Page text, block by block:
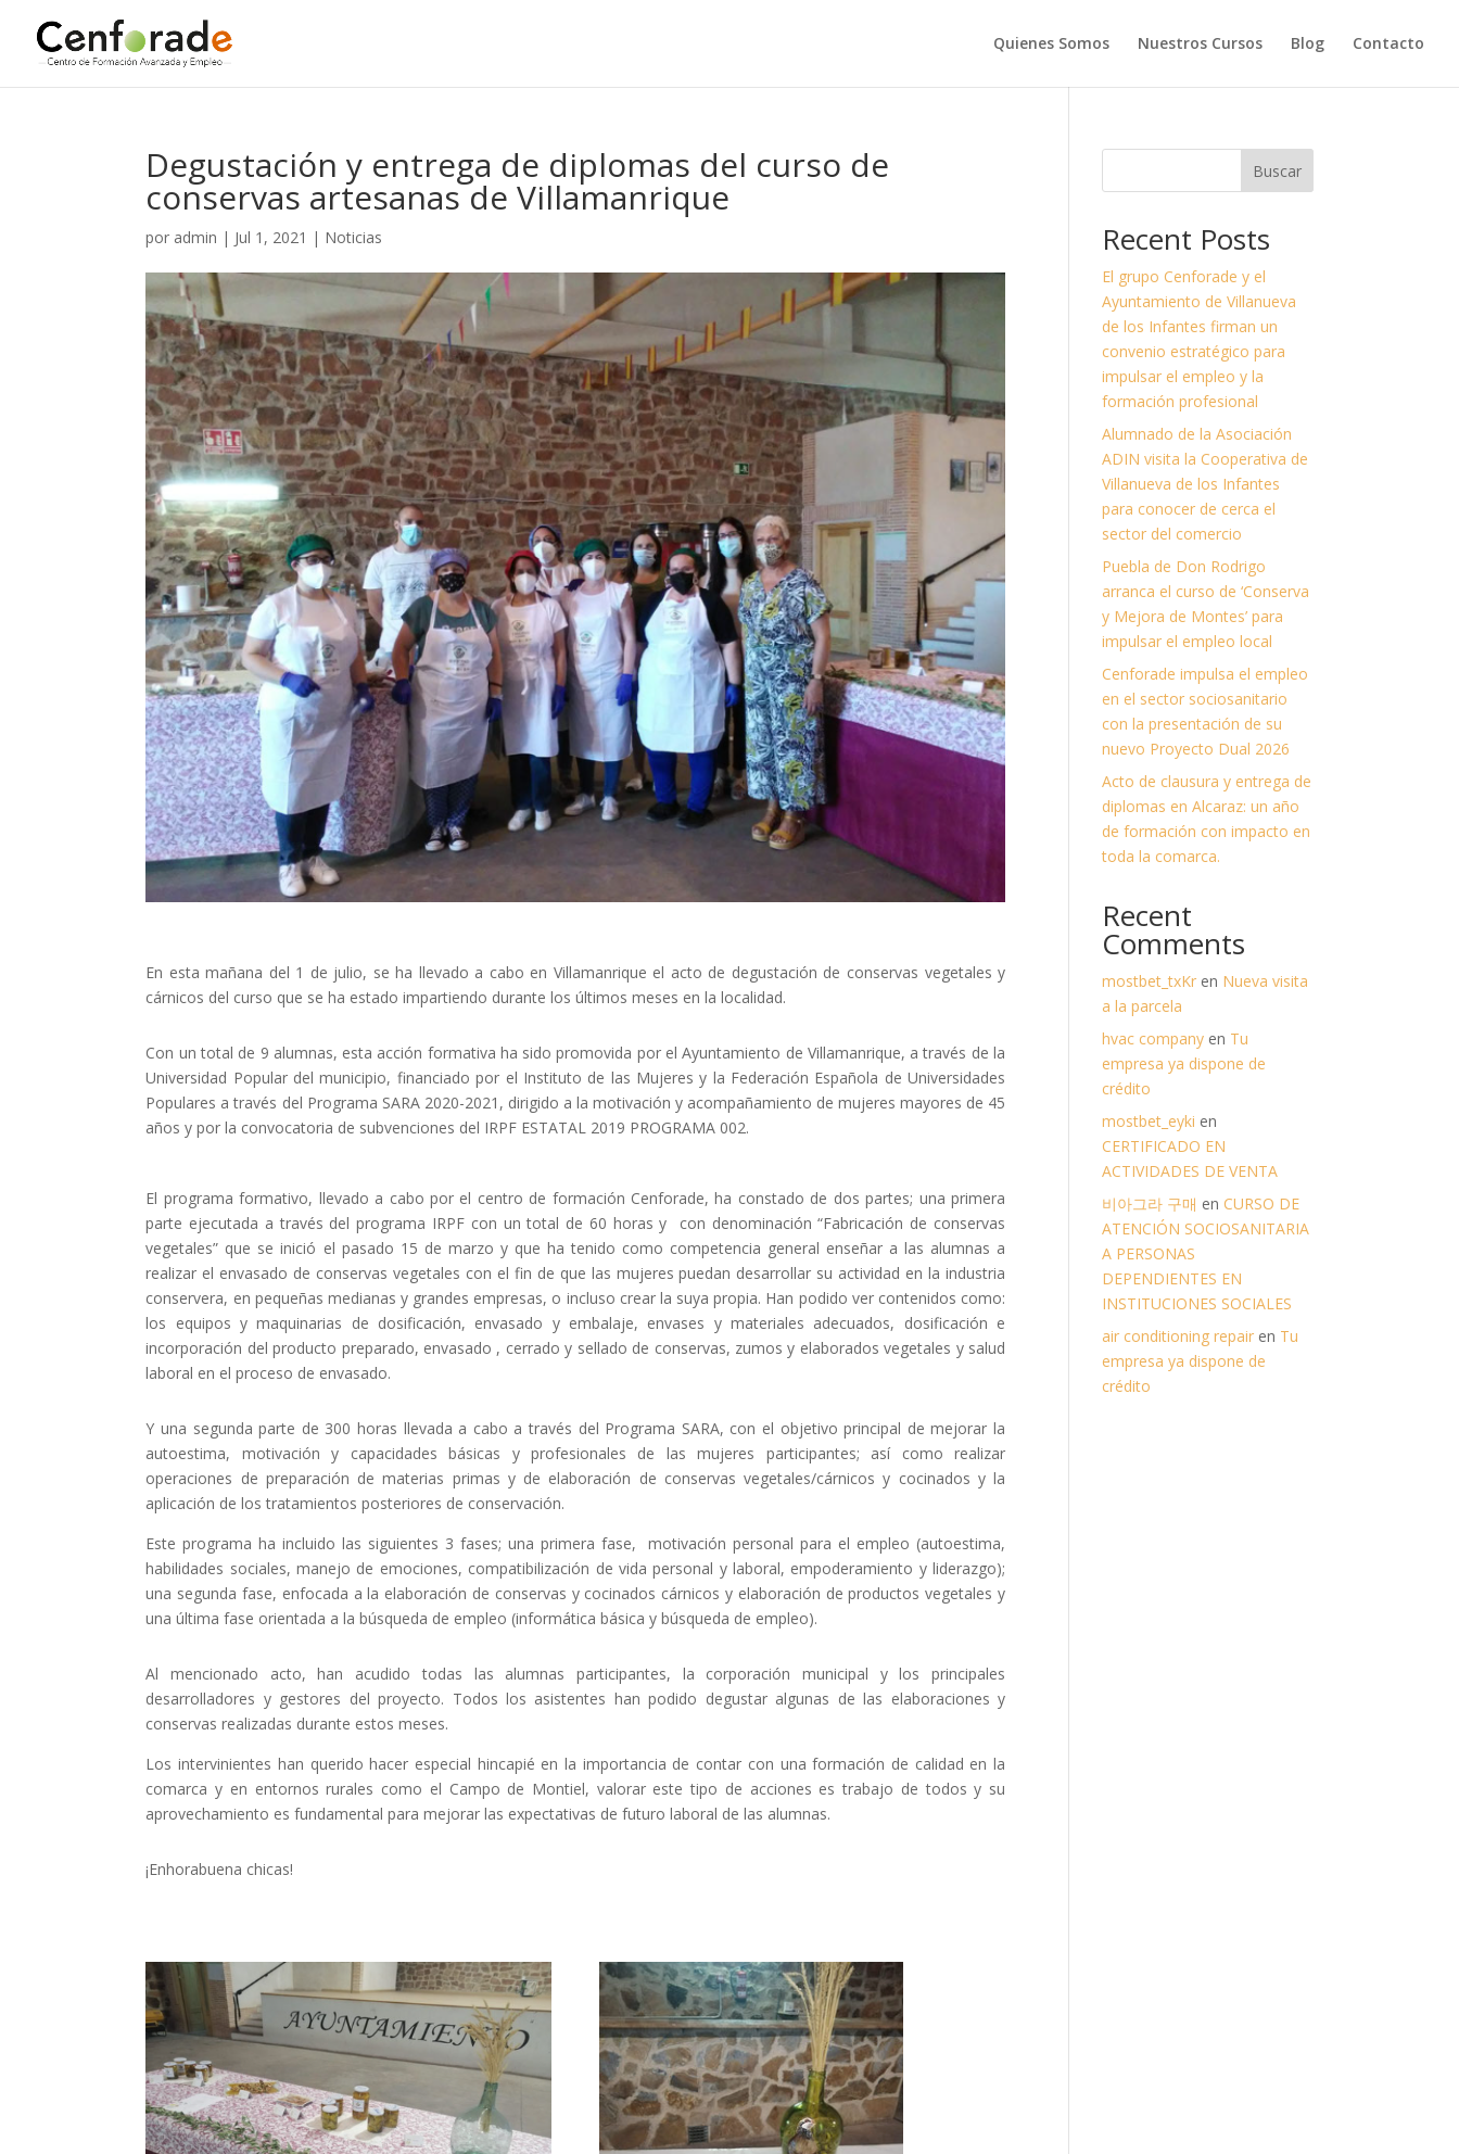
Quienes Somos Nuestros Cursos Blog Contacto
Degustación y entrega de diplomas del curso de
conservas artesanas de Villamanrique
por admin | Jul 1, 2021 | Noticias
En esta mañana del 1 de julio, se ha llevado a cabo en Villamanrique el acto de degustación de conservas vegetales y
cárnicos del curso que se ha estado impartiendo durante los últimos meses en la localidad.
Con un total de 9 alumnas, esta acción formativa ha sido promovida por el Ayuntamiento de Villamanrique, a través de la
Universidad Popular del municipio, financiado por el Instituto de las Mujeres y la Federación Española de Universidades
Populares a través del Programa SARA 2020-2021, dirigido a la motivación y acompañamiento de mujeres mayores de 45
años y por la convocatoria de subvenciones del IRPF ESTATAL 2019 PROGRAMA 002.
El programa formativo, llevado a cabo por el centro de formación Cenforade, ha constado de dos partes; una primera
parte ejecutada a través del programa IRPF con un total de 60 horas y con denominación “Fabricación de conservas
vegetales” que se inició el pasado 15 de marzo y que ha tenido como competencia general enseñar a las alumnas a
realizar el envasado de conservas vegetales con el fin de que las mujeres puedan desarrollar su actividad en la industria
conservera, en pequeñas medianas y grandes empresas, o incluso crear la suya propia. Han podido ver contenidos como:
los equipos y maquinarias de dosificación, envasado y embalaje, envases y materiales adecuados, dosificación e
incorporación del producto preparado, envasado , cerrado y sellado de conservas, zumos y elaborados vegetales y salud
laboral en el proceso de envasado.
Y una segunda parte de 300 horas llevada a cabo a través del Programa SARA, con el objetivo principal de mejorar la
autoestima, motivación y capacidades básicas y profesionales de las mujeres participantes; así como realizar
operaciones de preparación de materias primas y de elaboración de conservas vegetales/cárnicos y cocinados y la
aplicación de los tratamientos posteriores de conservación.
Este programa ha incluido las siguientes 3 fases; una primera fase, motivación personal para el empleo (autoestima,
habilidades sociales, manejo de emociones, compatibilización de vida personal y laboral, empoderamiento y liderazgo);
una segunda fase, enfocada a la elaboración de conservas y cocinados cárnicos y elaboración de productos vegetales y
una última fase orientada a la búsqueda de empleo (informática básica y búsqueda de empleo).
Al mencionado acto, han acudido todas las alumnas participantes, la corporación municipal y los principales
desarrolladores y gestores del proyecto. Todos los asistentes han podido degustar algunas de las elaboraciones y
conservas realizadas durante estos meses.
Los intervinientes han querido hacer especial hincapié en la importancia de contar con una formación de calidad en la
comarca y en entornos rurales como el Campo de Montiel, valorar este tipo de acciones es trabajo de todos y su
aprovechamiento es fundamental para mejorar las expectativas de futuro laboral de las alumnas.
¡Enhorabuena chicas!
Buscar
Recent Posts
El grupo Cenforade y el
Ayuntamiento de Villanueva
de los Infantes firman un
convenio estratégico para
impulsar el empleo y la
formación profesional
Alumnado de la Asociación
ADIN visita la Cooperativa de
Villanueva de los Infantes
para conocer de cerca el
sector del comercio
Puebla de Don Rodrigo
arranca el curso de ‘Conserva
y Mejora de Montes’ para
impulsar el empleo local
Cenforade impulsa el empleo
en el sector sociosanitario
con la presentación de su
nuevo Proyecto Dual 2026
Acto de clausura y entrega de
diplomas en Alcaraz: un año
de formación con impacto en
toda la comarca.
Recent
Comments
mostbet_txKr en Nueva visita
a la parcela
hvac company en Tu
empresa ya dispone de
crédito
mostbet_eyki en
CERTIFICADO EN
ACTIVIDADES DE VENTA
비아그라 구매 en CURSO DE
ATENCIÓN SOCIOSANITARIA
A PERSONAS
DEPENDIENTES EN
INSTITUCIONES SOCIALES
air conditioning repair en Tu
empresa ya dispone de
crédito